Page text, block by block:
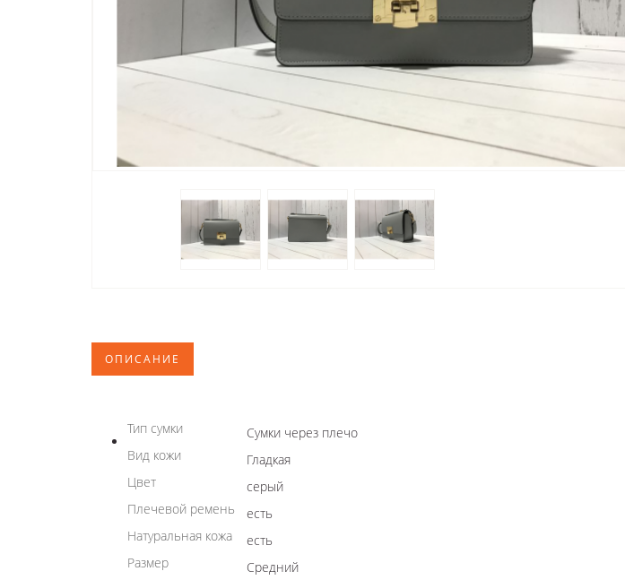
ОПИСАНИЕ
Тип сумки
Сумки через плечо
Вид кожи
Гладкая
Цвет
серый
Плечевой ремень
есть
Натуральная кожа
есть
Размер
Средний